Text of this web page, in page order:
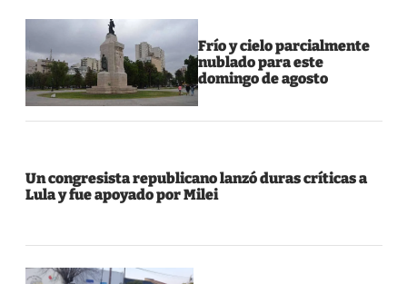
Frío y cielo parcialmente
nublado para este
domingo de agosto
Un congresista republicano lanzó duras críticas a
Lula y fue apoyado por Milei